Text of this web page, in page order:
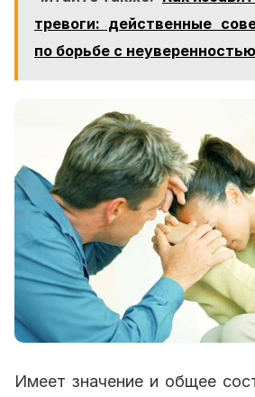
тревоги: действенные
по борьбе с неуверенностью
Имеет значение и общее